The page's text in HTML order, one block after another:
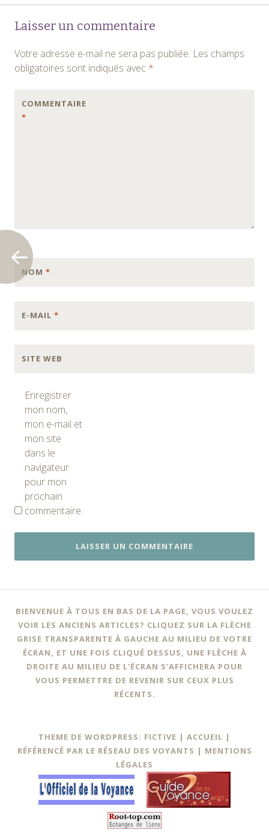
Navigation
des
articles
Laisser un commentaire
Votre adresse e-mail ne sera pas publiée. Les champs
obligatoires sont indiqués avec *
COMMENTAIRE
*
NOM *
E-MAIL *
SITE WEB
Enregistrer
mon nom,
mon e-mail et
mon site
dans le
navigateur
pour mon
prochain
commentaire.
BIENVENUE À TOUS EN BAS DE LA PAGE, VOUS VOULEZ
VOIR LES ANCIENS ARTICLES? CLIQUEZ SUR LA FLÈCHE
GRISE TRANSPARENTE À GAUCHE AU MILIEU DE VOTRE
ÉCRAN, ET UNE FOIS CLIQUÉ DESSUS, UNE FLÈCHE À
DROITE AU MILIEU DE L'ÉCRAN S'AFFICHERA POUR
VOUS PERMETTRE DE REVENIR SUR CEUX PLUS
RÉCENTS.
THEME DE WORDPRESS: FICTIVE | ACCUEIL |
RÉFÉRENCÉ PAR LE RÉSEAU DES VOYANTS | MENTIONS
LÉGALES